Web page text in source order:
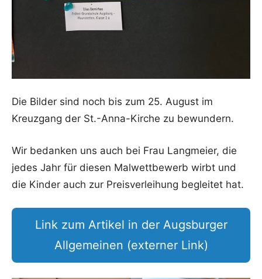
Die Bilder sind noch bis zum 25. August im
Kreuzgang der St.-Anna-Kirche zu bewundern.
Wir bedanken uns auch bei Frau Langmeier, die
jedes Jahr für diesen Malwettbewerb wirbt und
die Kinder auch zur Preisverleihung begleitet hat.
Link zum Artikel in der Augsburger
Allgemeinen (externer Link)